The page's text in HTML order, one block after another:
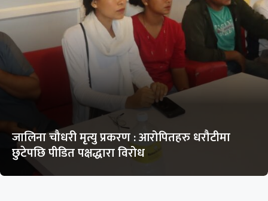
जालिना चौधरी मृत्यु प्रकरण : आरोपितहरु धरौटीमा
छुटेपछि पीडित पक्षद्धारा विरोध